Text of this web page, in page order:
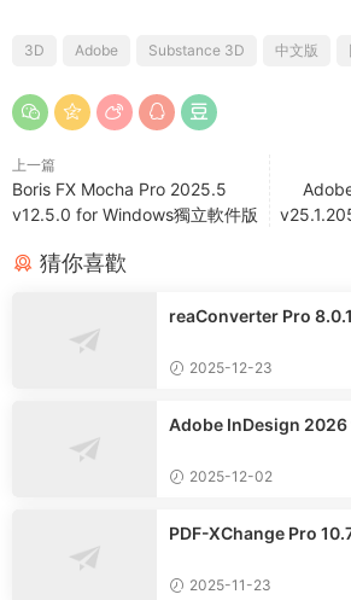
3D Adobe Substance 3D 中文版
上一篇
Boris FX Mocha Pro 2025.5
v12.5.0 for Windows獨立軟件版
猜你喜歡
reaConverter Pro
2025-12-23
Adobe InDesign
2025-12-02
PDF-XChange Pro
2025-11-23